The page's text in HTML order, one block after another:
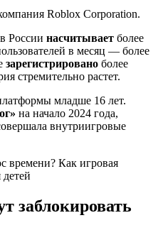
Roblox Corporation.
России насчитывает более
в месяц — более
зарегистрировано более
стремительно растет.
младше 16 лет.
на начало 2024 года,
внутриигровые
заблокировать